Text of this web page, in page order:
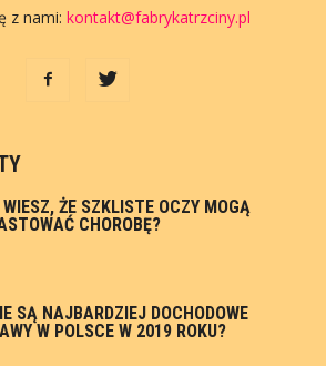
z nami: kontakt@fabrykatrzciny.pl
WIESZ, ŻE SZKLISTE OCZY MOGĄ
CHOROBĘ?
SĄ NAJBARDZIEJ DOCHODOWE
W POLSCE W 2019 ROKU?